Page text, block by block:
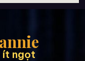
ít ngọt